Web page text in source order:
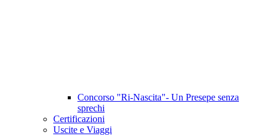
Concorso "Ri-Nascita"- Un Presepe senza
sprechi
Certificazioni
Uscite e Viaggi